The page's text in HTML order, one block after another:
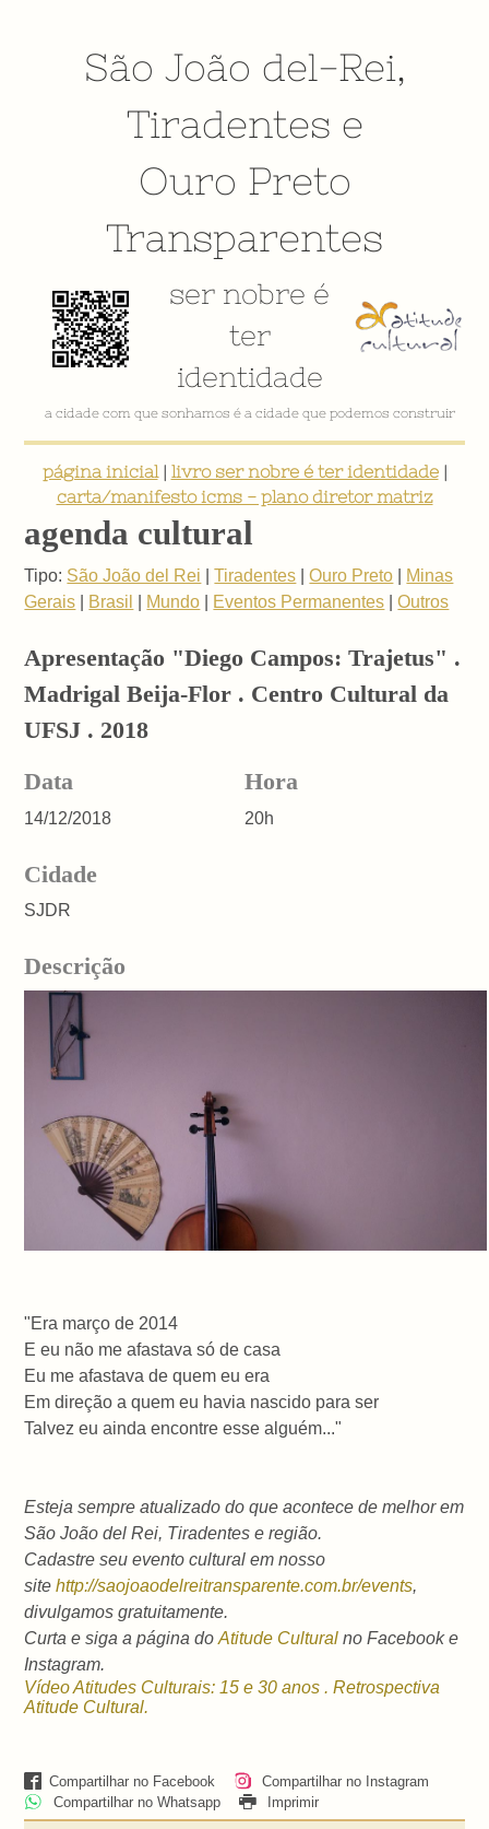
São João del-Rei,
Tiradentes e
Ouro Preto
Transparentes
ser nobre é
ter
identidade
a cidade com que sonhamos é a cidade que podemos construir
página inicial| livro ser nobre é ter identidade|
carta/manifesto icms - plano diretor matriz
agenda cultural
Tipo: São João del Rei |Tiradentes |Ouro Preto
Minas
Gerais
Brasil Mundo Eventos Permanentes |Outros
Apresentação "Diego Campos: Trajetus" .
Madrigal Beija-Flor . Centro Cultural da
UFSJ . 2018
Data
14/12/2018
Hora
20h
Cidade
SJDR
Descrição
"Era março de 2014
E eu não me afastava só de casa
Eu me afastava de quem eu era
Em direção a quem eu havia nascido para ser
Talvez eu ainda encontre esse alguém..."
Esteja sempre atualizado do que acontece de melhor em
São João del Rei, Tiradentes e região.
Cadastre seu evento cultural em nosso
sitehttp://saojoaodelreitransparente.com.br/events,
divulgamos gratuitamente.
Curta e siga a página doAtitude Cultural no Facebook e
Instagram.
Vídeo Atitudes Culturais: 15 e 30 anos . Retrospectiva
Atitude Cultural.
Compartilhar no Facebook
Compartilhar no Instagram
Compartilhar no Whatsapp
Imprimir